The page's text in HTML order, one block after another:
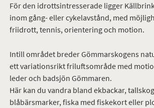
För den idrottsintresserade ligger
inom gång- eller cykelavstånd, med
friidrott, tennis, orientering och motion.
Intill området breder Gömmarskogens
ett variationsrikt friluftsområde med
leder och badsjön Gömmaren.
Här kan du vandra bland ekbackar,
blåbärsmarker, fiska med fiskekort eller